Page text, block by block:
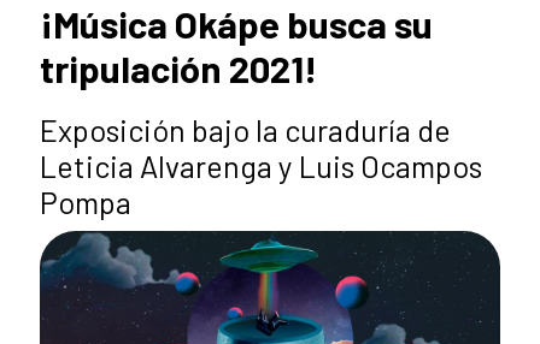
¡Música Okápe busca su
tripulación 2021!
Exposición bajo la curaduría de
Leticia Alvarenga y Luis Ocampos
Pompa